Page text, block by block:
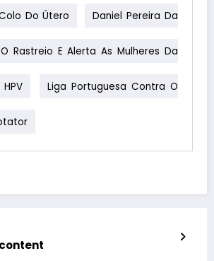
Do Útero Daniel Pereira Da
Rastreio E Alerta As Mulheres Da
HPV Liga Portuguesa Contra O